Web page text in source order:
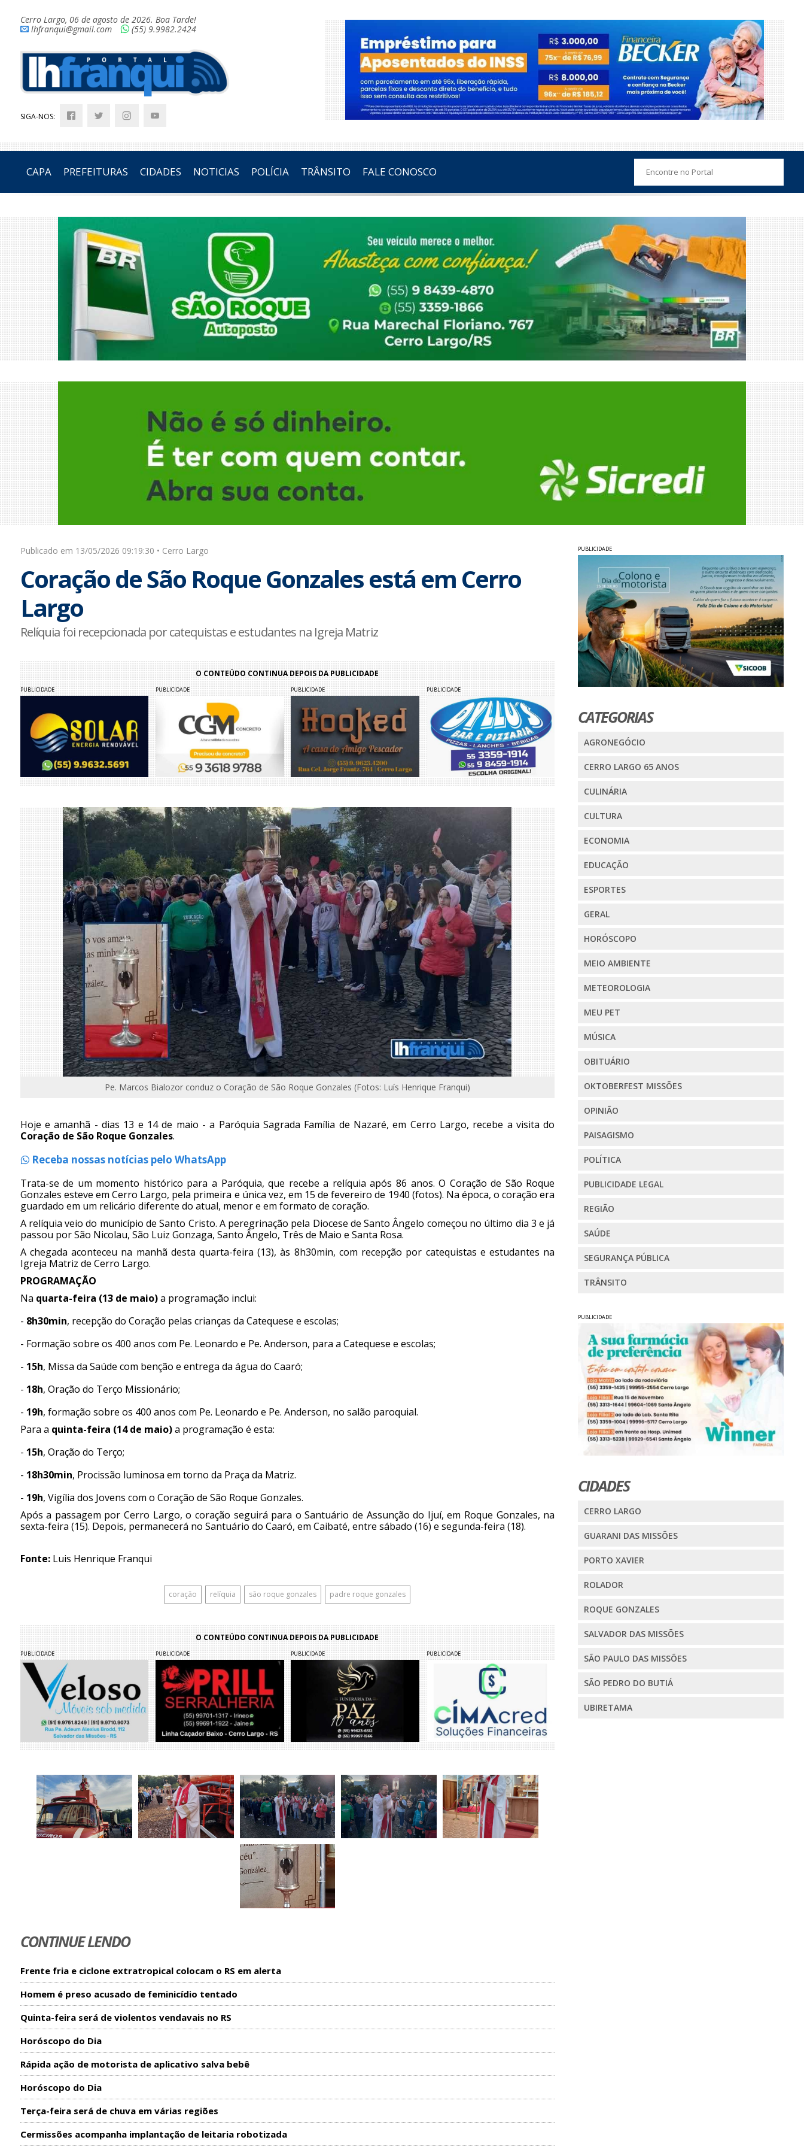
Cerro Largo, 06 de agosto de 2026. Boa Tarde!
lhfranqui@gmail.com
(55) 9.9982.2424
SIGA-NOS:
CAPA PREFEITURAS CIDADES NOTICIAS POLÍCIA TRÂNSITO FALE CONOSCO
Publicado em 13/05/2026 09:19:30 • Cerro Largo
Coração de São Roque Gonzales está em Cerro
Largo
Relíquia foi recepcionada por catequistas e estudantes na Igreja Matriz
O CONTEÚDO CONTINUA DEPOIS DA PUBLICIDADE
PUBLICIDADE PUBLICIDADE PUBLICIDADE PUBLICIDADE
Pe. Marcos Bialozor conduz o Coração de São Roque Gonzales (Fotos: Luís Henrique Franqui)
Hoje e amanhã - dias 13 e 14 de maio - a Paróquia Sagrada Família de Nazaré, em Cerro Largo, recebe a visita do
Coração de São Roque Gonzales.
Receba nossas notícias pelo WhatsApp
Trata-se de um momento histórico para a Paróquia, que recebe a relíquia após 86 anos. O Coração de São Roque
Gonzales esteve em Cerro Largo, pela primeira e única vez, em 15 de fevereiro de 1940 (fotos). Na época, o coração era
guardado em um relicário diferente do atual, menor e em formato de coração.
A relíquia veio do município de Santo Cristo. A peregrinação pela Diocese de Santo Ângelo começou no último dia 3 e já
passou por São Nicolau, São Luiz Gonzaga, Santo Ângelo, Três de Maio e Santa Rosa.
A chegada aconteceu na manhã desta quarta-feira (13), às 8h30min, com recepção por catequistas e estudantes na
Igreja Matriz de Cerro Largo.
PROGRAMAÇÃO
Na quarta-feira (13 de maio)a programação inclui:
- 8h30min, recepção do Coração pelas crianças da Catequese e escolas;
- Formação sobre os 400 anos com Pe. Leonardo e Pe. Anderson, para a Catequese e escolas;
- 15h, Missa da Saúde com benção e entrega da água do Caaró;
- 18h, Oração do Terço Missionário;
- 19h, formação sobre os 400 anos com Pe. Leonardo e Pe. Anderson, no salão paroquial.
Para a quinta-feira (14 de maio)a programação é esta:
- 15h, Oração do Terço;
- 18h30min, Procissão luminosa em torno da Praça da Matriz.
- 19h, Vigília dos Jovens com o Coração de São Roque Gonzales.
Após a passagem por Cerro Largo, o coração seguirá para o Santuário de Assunção do Ijuí, em Roque Gonzales, na
sexta-feira (15). Depois, permanecerá no Santuário do Caaró, em Caibaté, entre sábado (16) e segunda-feira (18).
Fonte:Luis Henrique Franqui
coração relíquia são roque gonzales padre roque gonzales
O CONTEÚDO CONTINUA DEPOIS DA PUBLICIDADE
PUBLICIDADE PUBLICIDADE PUBLICIDADE PUBLICIDADE
CONTINUE LENDO
Frente fria e ciclone extratropical colocam o RS em alerta
Homem é preso acusado de feminicídio tentado
Quinta-feira será de violentos vendavais no RS
Horóscopo do Dia
Rápida ação de motorista de aplicativo salva bebê
Horóscopo do Dia
Terça-feira será de chuva em várias regiões
Cermissões acompanha implantação de leitaria robotizada
PUBLICIDADE
CATEGORIAS
AGRONEGÓCIO
CERRO LARGO 65 ANOS
CULINÁRIA
CULTURA
ECONOMIA
EDUCAÇÃO
ESPORTES
GERAL
HORÓSCOPO
MEIO AMBIENTE
METEOROLOGIA
MEU PET
MÚSICA
OBITUÁRIO
OKTOBERFEST MISSÕES
OPINIÃO
PAISAGISMO
POLÍTICA
PUBLICIDADE LEGAL
REGIÃO
SAÚDE
SEGURANÇA PÚBLICA
TRÂNSITO
PUBLICIDADE
CIDADES
CERRO LARGO
GUARANI DAS MISSÕES
PORTO XAVIER
ROLADOR
ROQUE GONZALES
SALVADOR DAS MISSÕES
SÃO PAULO DAS MISSÕES
SÃO PEDRO DO BUTIÁ
UBIRETAMA